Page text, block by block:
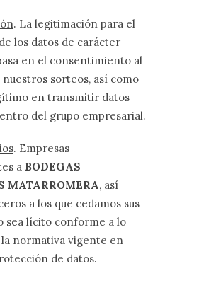
. La legitimación para el
los datos de carácter
en el consentimiento al
sorteos, así como
en transmitir datos
del grupo empresarial.
. Empresas
a BODEGAS
MATARROMERA, así
a los que cedamos sus
sea lícito conforme a lo
normativa vigente en
de datos.